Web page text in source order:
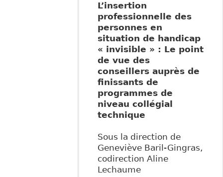
L’insertion
professionnelle des
personnes en
situation de handicap
« invisible » : Le point
de vue des
conseillers auprès de
finissants de
programmes de
niveau collégial
technique
Sous la direction de
Geneviève Baril-Gingras,
codirection Aline
Lechaume